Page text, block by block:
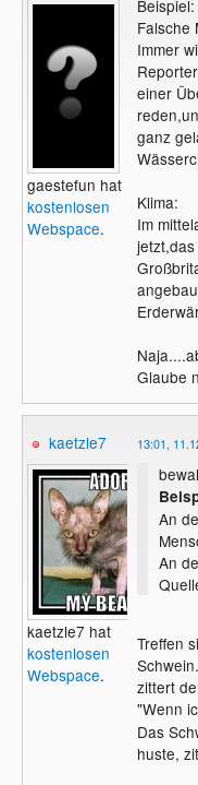
gaestefun hat
kostenlosen
Webspace.
Beispiel:
Falsche
Immer
einer
ganz
Klima:
Im
Glaube
kaetzle7
kaetzle7 hat
kostenlosen
Webspace.
13:01,
An
An
Treffen
zittert
"Wenn
Das
huste,